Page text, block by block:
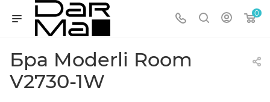
0
Бра Moderli Room
V2730-1W